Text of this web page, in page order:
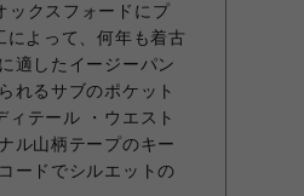
ックスフォードにプ
によって、何年も着古
適したイージーパン
れるサブのポケット
ィテール ・ウエスト
ル山柄テープのキー
ードでシルエットの